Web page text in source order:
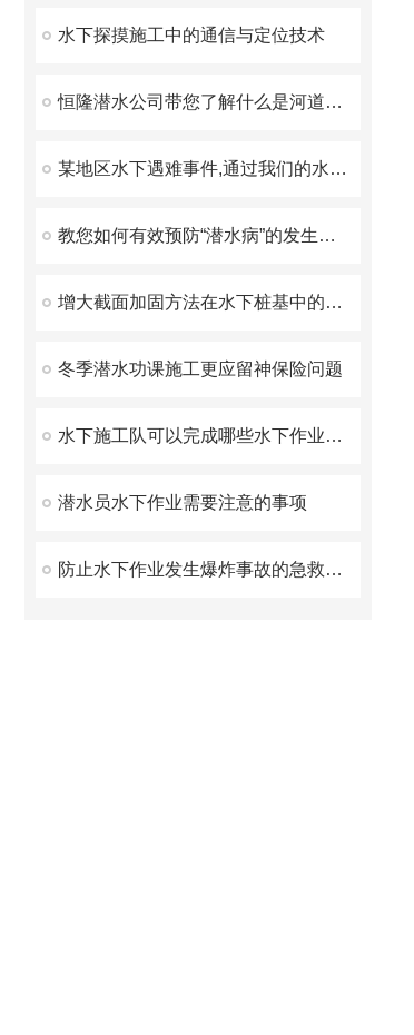
水下探摸施工中的通信与定位技术
恒隆潜水公司带您了解什么是河道疏浚
某地区水下遇难事件,通过我们的水下检测我终于找到你了！
教您如何有效预防“潜水病”的发生呢？
增大截面加固方法在水下桩基中的运用!
冬季潜水功课施工更应留神保险问题
水下施工队可以完成哪些水下作业呢？
潜水员水下作业需要注意的事项
防止水下作业发生爆炸事故的急救措施有哪些？